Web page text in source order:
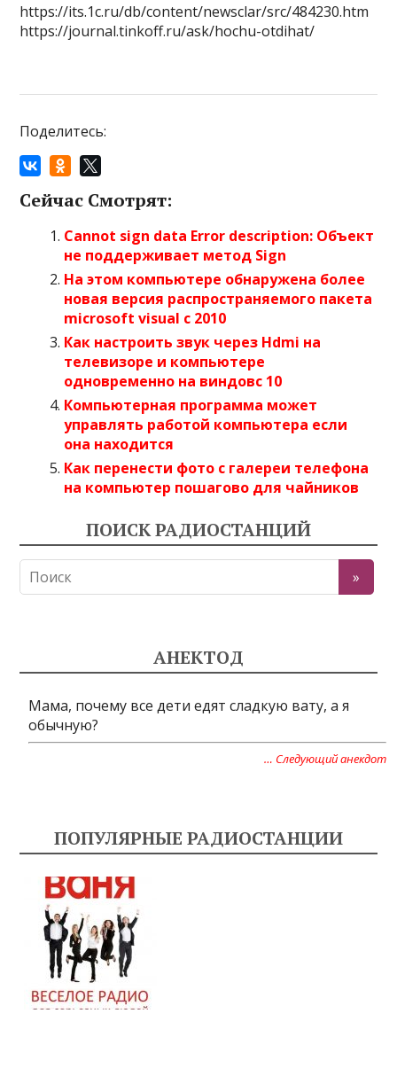
https://its.1c.ru/db/content/newsclar/src/484230.htm
https://journal.tinkoff.ru/ask/hochu-otdihat/
Поделитесь:
Сейчас Смотрят:
Cannot sign data Error description: Объект
не поддерживает метод Sign
На этом компьютере обнаружена более
новая версия распространяемого пакета
microsoft visual c 2010
Как настроить звук через Hdmi на
телевизоре и компьютере
одновременно на виндовс 10
Компьютерная программа может
управлять работой компьютера если
она находится
Как перенести фото с галереи телефона
на компьютер пошагово для чайников
ПОИСК РАДИОСТАНЦИЙ
АНЕКТОД
Мама, почему все дети едят сладкую вату, а я
обычную?
… Следующий анекдот
ПОПУЛЯРНЫЕ РАДИОСТАНЦИИ